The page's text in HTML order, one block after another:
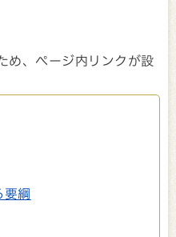
め、ページ内リンクが設
綱